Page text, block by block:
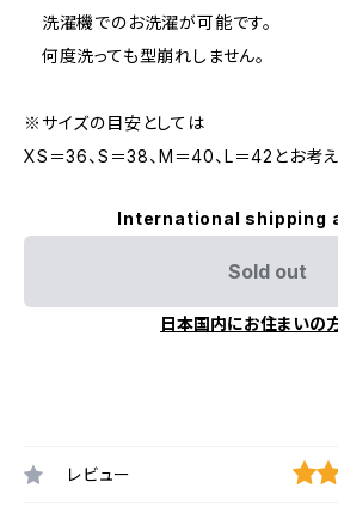
洗濯機でのお洗濯が可能です。
何度洗っても型崩れしません。
※サイズの目安としては
XS＝36、S＝38、M＝40、L＝42とお考え
International shipping
Sold out
日本国内にお住まいの
レビュー